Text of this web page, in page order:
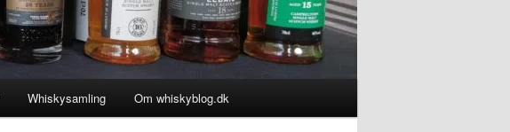
Whiskysamling Om whiskyblog.dk